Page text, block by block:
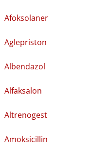
Afoksolaner
Aglepriston
Albendazol
Alfaksalon
Altrenogest
Amoksicillin